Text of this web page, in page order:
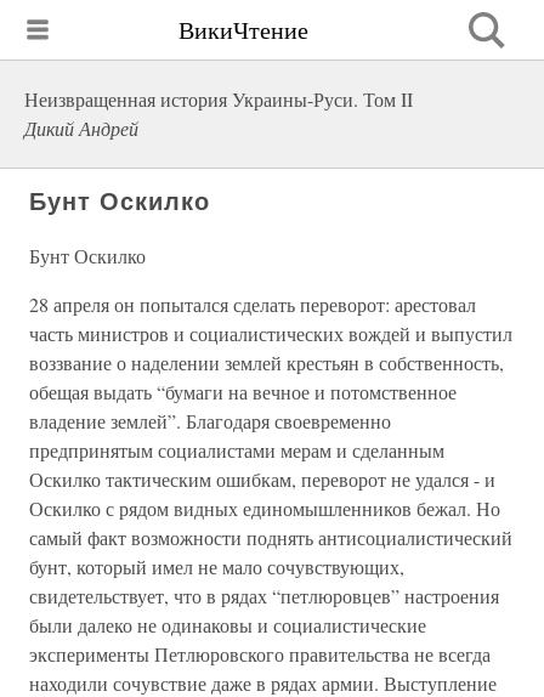
ВикиЧтение
Неизвращенная история Украины-Руси. Том II
Дикий Андрей
Бунт Оскилко
Бунт Оскилко
28 апреля он попытался сделать переворот: арестовал
часть министров и социалистических вождей и выпустил
воззвание о наделении землей крестьян в собственность,
обещая выдать “бумаги на вечное и потомственное
владение землей”. Благодаря своевременно
предпринятым социалистами мерам и сделанным
Оскилко тактическим ошибкам, переворот не удался - и
Оскилко с рядом видных единомышленников бежал. Но
самый факт возможности поднять антисоциалистический
бунт, который имел не мало сочувствующих,
свидетельствует, что в рядах “петлюровцев” настроения
были далеко не одинаковы и социалистические
эксперименты Петлюровского правительства не всегда
находили сочувствие даже в рядах армии. Выступление